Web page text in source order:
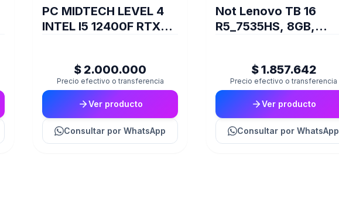
PC MIDTECH LEVEL 4
INTEL I5 12400F RTX
$ 2.000.000
Precio efectivo o transferencia
Ver producto
Consultar por WhatsApp
Not Lenovo TB 16
R5_7535HS, 8GB,
$ 1.857.642
Precio efectivo o transferencia
Ver producto
Consultar por WhatsApp